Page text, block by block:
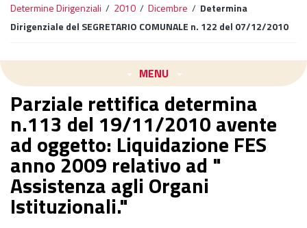
Determine Dirigenziali / 2010 / Dicembre / Determina
Dirigenziale del SEGRETARIO COMUNALE n. 122 del 07/12/2010
MENU
Parziale rettifica determina
n.113 del 19/11/2010 avente
ad oggetto: Liquidazione FES
anno 2009 relativo ad "
Assistenza agli Organi
Istituzionali."